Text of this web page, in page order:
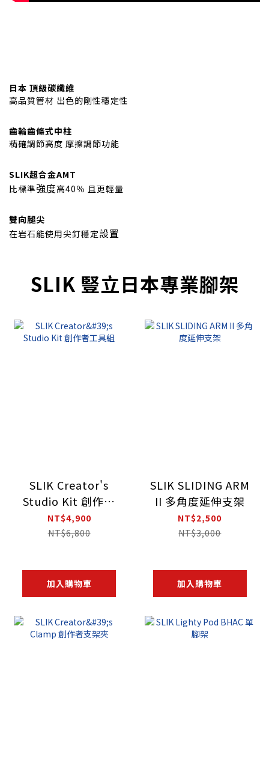
日本 頂級碳纖維
高品質管材 出色的剛性穩定性
齒輪齒條式中柱
精確調節高度 摩擦調節功能
SLIK超合金AMT
比標準強度高40％ 且更輕量
雙向腿尖
在岩石能使用尖釘穩定設置
SLIK 豎立日本專業腳架
SLIK Creator's
Studio Kit 創作者
工具組
NT$4,900
NT$6,800
加入購物車
SLIK SLIDING ARM
II 多角度延伸支架
NT$2,500
NT$3,000
加入購物車